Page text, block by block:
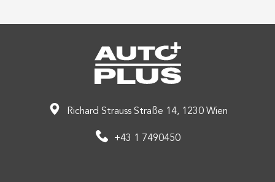
Richard Strauss Straße 14, 1230 Wien
+43 1 7490450